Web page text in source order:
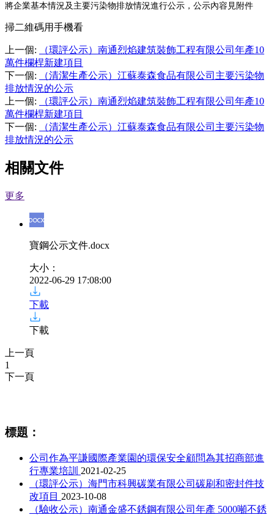
將企業基本情況及主要污染物排放情況進行公示，公示內容見附件
掃二維碼用手機看
上一個:
（環評公示）南通烈焰建筑裝飾工程有限公司年產10
萬件欄桿新建項目
下一個:
（清潔生產公示）江蘇泰森食品有限公司主要污染物
排放情況的公示
上一個:
（環評公示）南通烈焰建筑裝飾工程有限公司年產10
萬件欄桿新建項目
下一個:
（清潔生產公示）江蘇泰森食品有限公司主要污染物
排放情況的公示
相關文件
更多
寶鋼公示文件.docx
大小：
2022-06-29 17:08:00
下載
下載
上一頁
1
下一頁
標題：
公司作為平謙國際產業園的環保安全顧問為其招商部進
行專業培訓 2021-02-25
（環評公示）海門市科興碳業有限公司碳刷和密封件技
改項目 2023-10-08
（驗收公示）南通金盛不銹鋼有限公司年產 5000噸不銹